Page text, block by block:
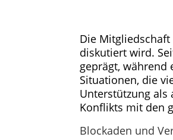
Die
diskutiert wird.
geprägt, während
Situationen, die
Unterstützung als
Konflikts mit den
Blockaden und